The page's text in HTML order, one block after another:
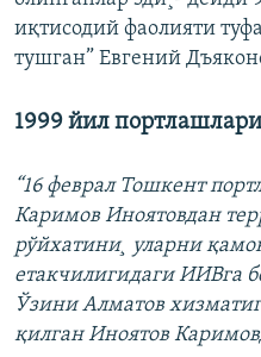
иқтисодий фаолияти
тушган” Евгений
1999 йил
“16 феврал Тошкент
Каримов Иноятовдан
рўйхатини¸ уларни
етакчилигидаги ИИВга
Ўзини Алматов
қилган Иноятов